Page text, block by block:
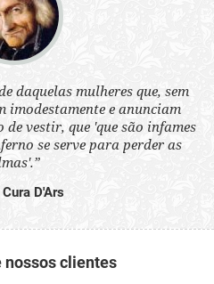
daquelas mulheres que, sem
imodestamente e anunciam
de vestir, que 'que são infames
se serve para perder as
D'Ars
nossos clientes